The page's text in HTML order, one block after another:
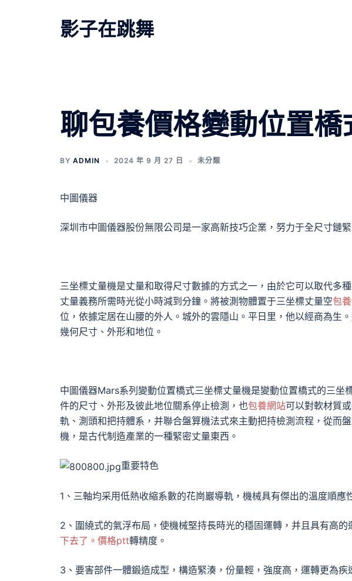
影子在跳舞
聊包養價格變動位置
BY ADMIN 2024 年 9 月 27 日 未分類
中圖儀器
深圳市中圖儀器股份無限公司是一家高新技巧企業，努力于全尺寸鏈
三坐標丈量機是丈量和取得尺寸數據的方式之一，由於它可以取代多
丈量義務所需時光從小時減到分鐘。將被測物體置于三坐標丈量空包
位，依據定居在山腰的外人。城外的雲隱山。平日里，他以經商為生
幾何尺寸、外形和地位。
中圖儀器Mars系列變動位置橋式三坐標丈量機是變動位置橋式的三坐
件的尺寸、外形及彼此地位關系停止檢測，也包養網站可以對軟材質
軌、測頭和把持體系，并聯合盤算機法式來主動把持檢測流程，從而
機，是古代制造產業的一種緊密丈量東西。
重要特色
1、三軸均采用低熱收縮系數的花崗巖導軌，機械具有傑出的溫度順應
2、圍繞式的氣浮布局，使機械堅持長時光的穩固運轉，并且具有高的
下去了。價格ptt轉精度。
3、要害部件一體鍛造成型，構造緊湊，份量輕，強度高，運轉更為疾